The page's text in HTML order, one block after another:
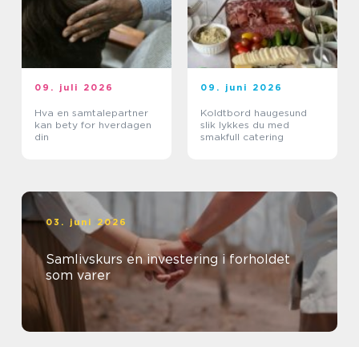
09. juli 2026
Hva en samtalepartner
kan bety for hverdagen
din
09. juni 2026
Koldtbord haugesund
slik lykkes du med
smakfull catering
03. juni 2026
Samlivskurs en investering i forholdet
som varer